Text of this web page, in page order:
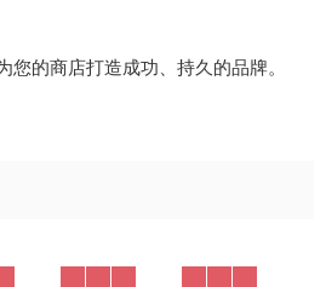
的商店打造成功、持久的品牌。